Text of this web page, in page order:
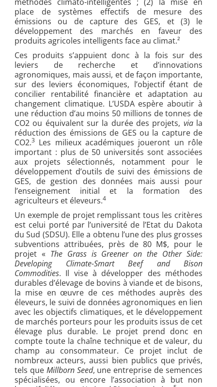
place de systèmes effectifs de mesure des
émissions ou de capture des GES, et (3) le
développement des marchés en faveur des
produits agricoles intelligents face au climat.²
Ces produits s’appuient donc à la fois sur des
leviers de recherche et d’innovations
agronomiques, mais aussi, et de façon importante,
sur des leviers économiques, l’objectif étant de
concilier rentabilité financière et adaptation au
changement climatique. L’USDA espère aboutir à
une réduction d’au moins 50 millions de tonnes de
CO2 ou équivalent sur la durée des projets, viala
réduction des émissions de GES ou la capture de
CO2.3 Les milieux académiques joueront un rôle
important : plus de 50 universités sont associées
aux projets sélectionnés, notamment pour le
développement d’outils de suivi des émissions de
GES, de gestion des données mais aussi pour
l’enseignement initial et la formation des
agriculteurs et éleveurs.4
Un exemple de projet remplissant tous les critères
est celui porté par l’université de l’Etat du Dakota
du Sud (SDSU). Elle a obtenu l’une des plus grosses
subventions attribuées, près de 80 M$, pour le
projet « The Grass is Greener on the Other Side:
Developing Climate-Smart Beef and Bison
Commodities. Il vise à développer des méthodes
durables d’élevage de bovins à viande et de bisons,
la mise en œuvre de ces méthodes auprès des
éleveurs, le suivi de données agronomiques en lien
avec les objectifs climatiques, et le développement
de marchés porteurs pour les produits issus de cet
élevage plus durable. Le projet prend donc en
compte toute la chaîne technique et de valeur, du
champ au consommateur. Ce projet inclut de
nombreux acteurs, aussi bien publics que privés,
tels que Millborn Seed, une entreprise de semences
spécialisées, ou encore l’association à but non